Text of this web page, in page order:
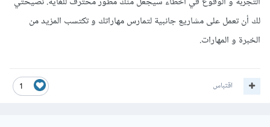
لك أن تعمل على مشاريع جانبية لتمارس مهاراتك و تكتسب المزيد من
الخبرة و المهارات.
1 اقتباس